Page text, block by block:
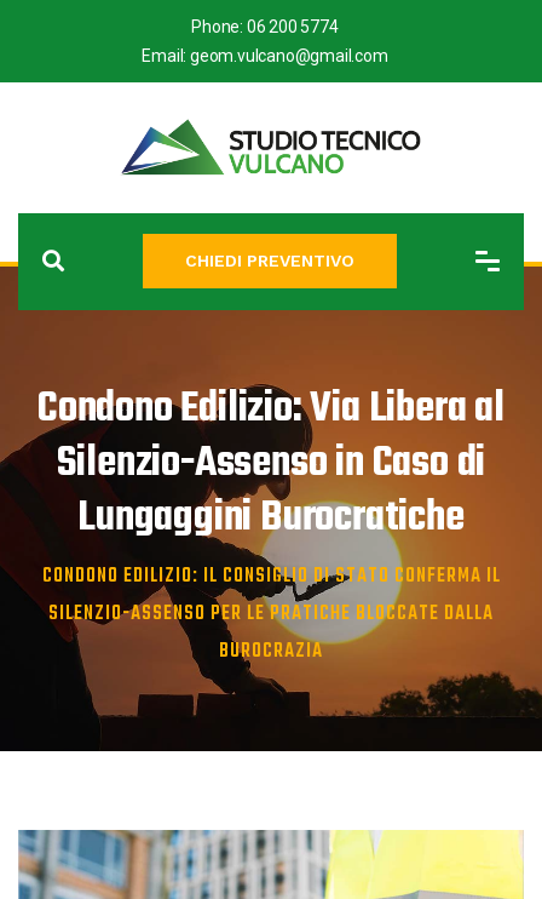
Phone: 06 200 5774
Email: geom.vulcano@gmail.com
CHIEDI PREVENTIVO
Condono Edilizio: Via Libera al
Silenzio-Assenso in Caso di
Lungaggini Burocratiche
CONDONO EDILIZIO: IL CONSIGLIO DI STATO CONFERMA IL
SILENZIO-ASSENSO PER LE PRATICHE BLOCCATE DALLA
BUROCRAZIA